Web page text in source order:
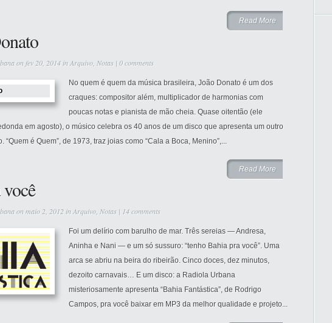
Read More
on fev 20, 2014 inArquivo Notas | 0 comments
No quem é quem da música brasileira, João Donato é um dos
craques: compositor além, multiplicador de harmonias com
poucas notas e pianista de mão cheia. Quase oitentão (ele
em agosto), o músico celebra os 40 anos de um disco que apresenta um outro
“Quem é Quem”, de 1973, traz joias como “Cala a Boca, Menino”,...
Read More
on maio 2, 2012 inArquivo Notas | 14 comments
Foi um delírio com barulho de mar. Três sereias — Andresa,
Aninha e Nani — e um só sussuro: “tenho Bahia pra você”. Uma
arca se abriu na beira do ribeirão. Cinco doces, dez minutos,
dezoito carnavais… E um disco: a Radiola Urbana
misteriosamente apresenta “Bahia Fantástica”, de Rodrigo
Campos, pra você baixar em MP3 da melhor qualidade e projeto...